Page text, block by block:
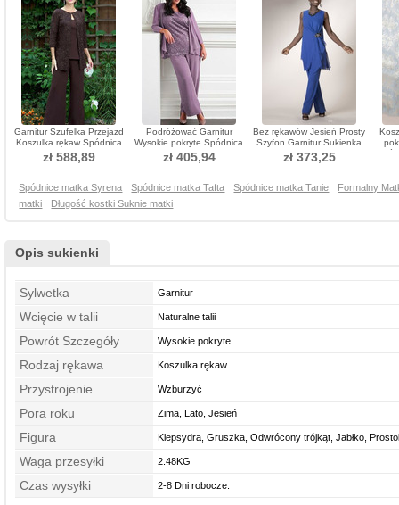
Garnitur Szufelka Przejazd
Koszulka rękaw Spódnica
matka garnitury
zł 588,89
Podróżować Garnitur
Wysokie pokryte Spódnica
matka garnitury
zł 405,94
Bez rękawów Jesień Prosty
Szyfon Garnitur Sukienka
matka garnitury
zł 373,25
Spódnice matka Syrena Spódnice matka Tafta Spódnice matka Tanie
Formalny
matki
Długość kostki Suknie matki
Opis sukienki
Sylwetka Garnitur
Wcięcie w talii Naturalne talii
Powrót Szczegóły Wysokie pokryte
Rodzaj rękawa Koszulka rękaw
Przystrojenie Wzburzyć
Pora roku Zima, Lato, Jesień
Figura Klepsydra, Gruszka, Odwrócony trójkąt, Jabłko,
Średni
Waga przesyłki 2.48KG
Czas wysyłki 2-8 Dni robocze.